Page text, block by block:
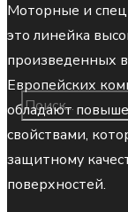
Моторные и
это линейка
произведенных
Европейских
обладают
свойствами,
защитному
поверхностей.